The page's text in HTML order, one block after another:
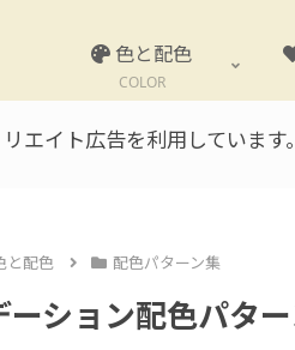
色と配色
COLOR
エイト広告を利用しています
と配色 配色パターン集
ーション配色パタ